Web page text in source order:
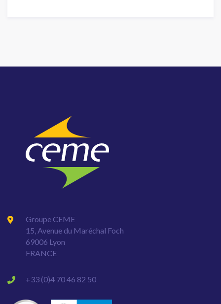
Groupe CEME
15, Avenue du Maréchal Foch
69006 Lyon
FRANCE
+33 (0)4 70 46 82 50